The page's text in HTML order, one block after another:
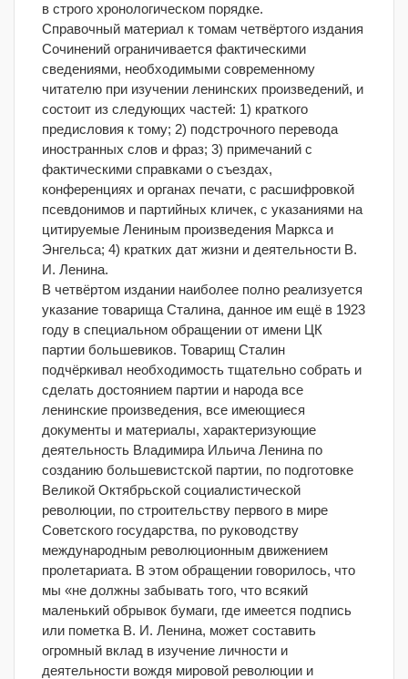
в строго хронологическом порядке.
Справочный материал к томам четвёртого издания
Сочинений ограничивается фактическими
сведениями, необходимыми современному
читателю при изучении ленинских произведений, и
состоит из следующих частей: 1) краткого
предисловия к тому; 2) подстрочного перевода
иностранных слов и фраз; 3) примечаний с
фактическими справками о съездах,
конференциях и органах печати, с расшифровкой
псевдонимов и партийных кличек, с указаниями на
цитируемые Лениным произведения Маркса и
Энгельса; 4) кратких дат жизни и деятельности В.
И. Ленина.
В четвёртом издании наиболее полно реализуется
указание товарища Сталина, данное им ещё в 1923
году в специальном обращении от имени ЦК
партии большевиков. Товарищ Сталин
подчёркивал необходимость тщательно собрать и
сделать достоянием партии и народа все
ленинские произведения, все имеющиеся
документы и материалы, характеризующие
деятельность Владимира Ильича Ленина по
созданию большевистской партии, по подготовке
Великой Октябрьской социалистической
революции, по строительству первого в мире
Советского государства, по руководству
международным революционным движением
пролетариата. В этом обращении говорилось, что
мы «не должны забывать того, что всякий
маленький обрывок бумаги, где имеется подпись
или пометка В. И. Ленина, может составить
огромный вклад в изучение личности и
деятельности вождя мировой революции и